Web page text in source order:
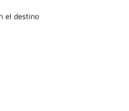
el destino